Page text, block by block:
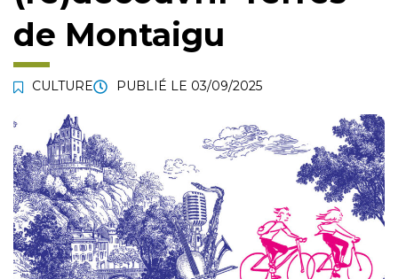
de Montaigu
CULTURE PUBLIÉ LE 03/09/2025